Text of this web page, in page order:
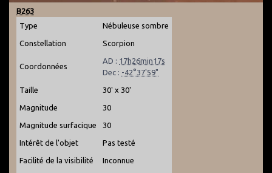
B263
Type
Nébuleuse sombre
Constellation Scorpion
Coordonnées
AD : 17h26min17s
Dec : -42°37'59"
Taille 30' x 30'
Magnitude 30
Magnitude surfacique 30
Intérêt de l'objet Pas testé
Facilité de la visibilité Inconnue